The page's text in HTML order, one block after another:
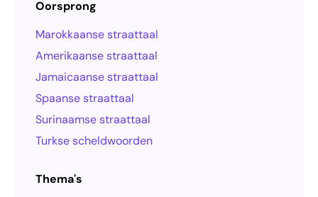
Oorsprong
Marokkaanse straattaal
Amerikaanse straattaal
Jamaicaanse straattaal
Spaanse straattaal
Surinaamse straattaal
Turkse scheldwoorden
Thema's